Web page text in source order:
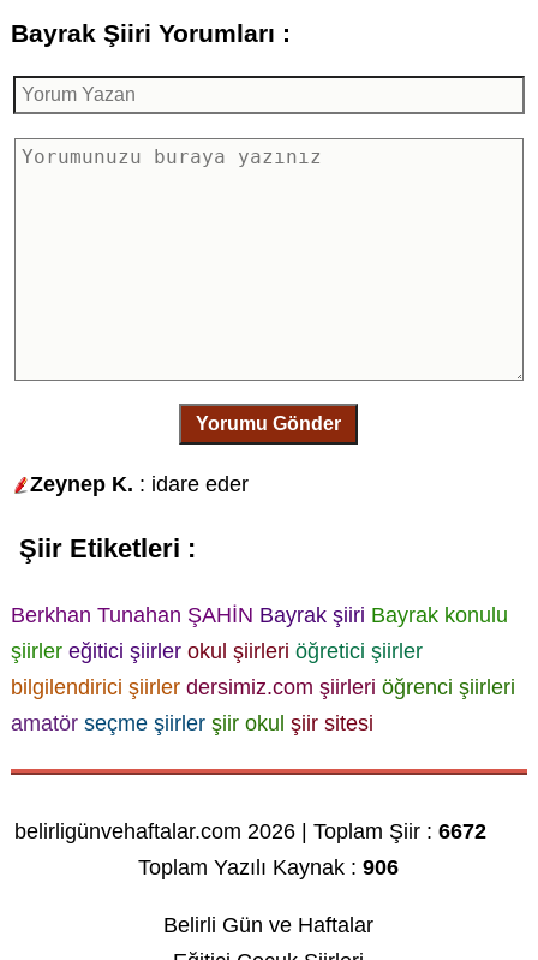
Bayrak Şiiri Yorumları :
Yorumu Gönder
Zeynep K. : idare eder
Şiir Etiketleri :
Berkhan Tunahan ŞAHİN Bayrak şiiri Bayrak konulu
şiirler eğitici şiirler okul şiirleri öğretici şiirler
bilgilendirici şiirler dersimiz.com şiirleri öğrenci şiirleri
amatör seçme şiirler şiir okul şiir sitesi
belirligünvehaftalar.com 2026 | Toplam Şiir :6672
Toplam Yazılı Kaynak :906
Belirli Gün ve Haftalar